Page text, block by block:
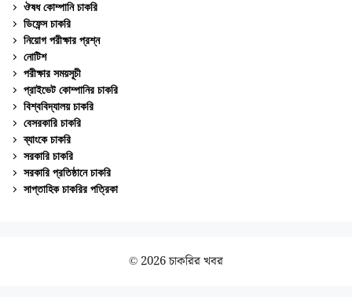
ঔষধ কোম্পানি চাকরি
ডিফেন্স চাকরি
নিয়োগ পরীক্ষার প্রশ্ন
নোটিশ
পরীক্ষার সময়সূচী
প্রাইভেট কোম্পানির চাকরি
বিশ্ববিদ্যালয় চাকরি
বেসরকারি চাকরি
ব্যাংকে চাকরি
সরকারি চাকরি
সরকারি প্রতিষ্ঠানে চাকরি
সাপ্তাহিক চাকরির পত্রিকা
© 2026 চাকরির খবর